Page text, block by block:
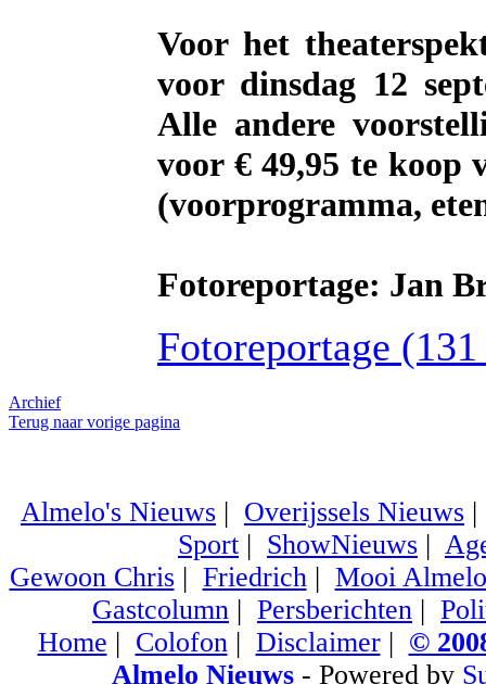
Voor het
voor dinsdag 12
Alle andere
voor € 49,95 te koop
(voorprogramma,
Fotoreportage: Jan
Fotoreportage
Archief
Terug naar vorige pagina
Almelo's Nieuws | Overijssels Nieuws
Sport | ShowNieuws |
Gewoon Chris| Friedrich| Mooi Almelo
Gastcolumn | Persberichten |
Home | Colofon| Disclaimer| ©
Almelo Nieuws - Powered by